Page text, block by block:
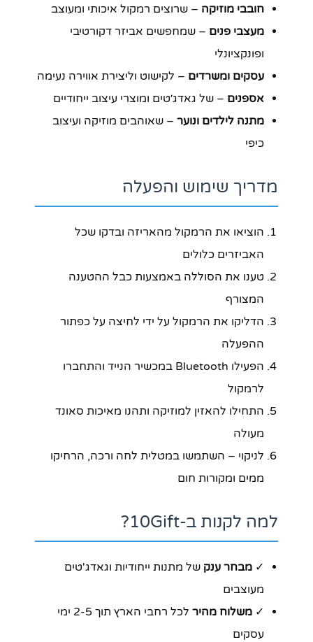
חובבי מוזיקה – שרוצים רמקול איכותי ומעוצב
מעצבי פנים – שמחפשים אביזר דקורטיבי
ופונקציונלי
עסקים ומשרדים – לקישוט וליצירת אווירה נעימה
אספנים – של גאדג׳טים ומוצרי עיצוב ייחודיים
מתנה לילדים ונוער – שאוהבים מוזיקה ועיצוב
כיפי
מדריך שימוש והפעלה
הוציאו את הרמקול מהאריזה ובדקו שכל
האביזרים כלולים
טענו את הסוללה באמצעות כבל ההטענה
המצורף
הדליקו את הרמקול על ידי לחיצה על כפתור
ההפעלה
הפעילו Bluetooth במכשיר הנייד והתחברו
לרמקול
התחילו להאזין למוזיקה ותהנו מאיכות סאונד
מעולה
לניקוי – השתמשו במטלית לחה ורכה, הרחיקו
ממים ומקורות חום
למה לקנות ב-10Gift?
✓ מבחר ענק של מתנות ייחודיות וגאדג'טים
מעוצבים
✓ משלוח מהיר
לכל רחבי הארץ תוך 2-5 ימי
עסקים